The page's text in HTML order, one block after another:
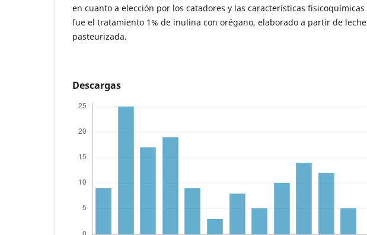
en cuanto a elección por los catadores y las características fisicoquímicas
fue el tratamiento 1% de inulina con orégano, elaborado a partir de leche
pasteurizada.
Descargas